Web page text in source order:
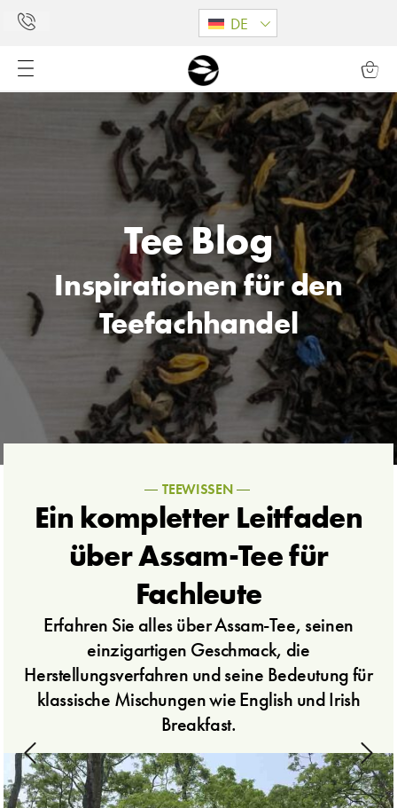
DE
Tee Blog
Inspirationen für den
Teefachhandel
TEEWISSEN
Ein kompletter Leitfaden
über Assam-Tee für
Fachleute
Erfahren Sie alles über Assam-Tee, seinen
einzigartigen Geschmack, die
Herstellungsverfahren und seine Bedeutung für
klassische Mischungen wie English und Irish
Breakfast.